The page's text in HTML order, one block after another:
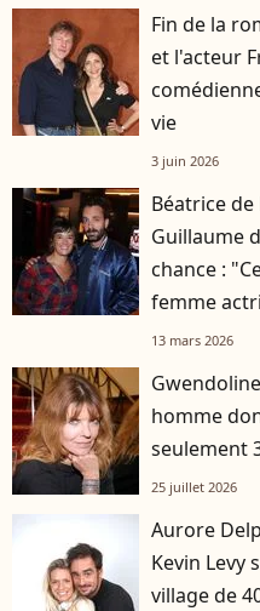
Fin de la
et l'acteur
vie
3 juin 2026
Béatrice de
Guillaume
chance :
femme
13 mars 2026
homme
seulement
25 juillet 2026
Aurore
Kevin Levy
village de